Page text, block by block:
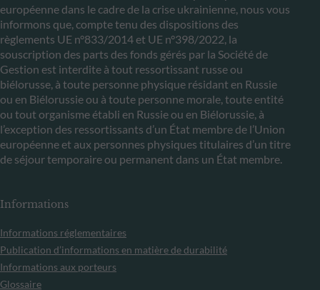
européenne dans le cadre de la crise ukrainienne, nous vous
informons que, compte tenu des dispositions des
règlements UE n°833/2014 et UE n°398/2022, la
souscription des parts des fonds gérés par la Société de
Gestion est interdite à tout ressortissant russe ou
biélorusse, à toute personne physique résidant en Russie
ou en Biélorussie ou à toute personne morale, toute entité
ou tout organisme établi en Russie ou en Biélorussie, à
l’exception des ressortissants d’un État membre de l’Union
européenne et aux personnes physiques titulaires d’un titre
de séjour temporaire ou permanent dans un État membre.
Informations
Informations réglementaires
Publication d’informations en matière de durabilité
Informations aux porteurs
Glossaire